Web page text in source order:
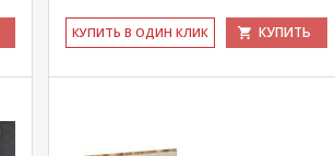
КУ­ПИТЬ В ОДИН КЛИК КУПИТЬ